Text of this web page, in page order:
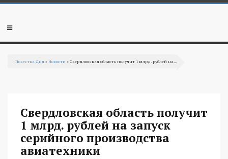
Перейти к основному содержанию
Мобильное
Повестка Дня »Новости » Свердловская область получит 1 млрд. рублей на...
Свердловская область получит
1 млрд. рублей на запуск
серийного производства
авиатехники